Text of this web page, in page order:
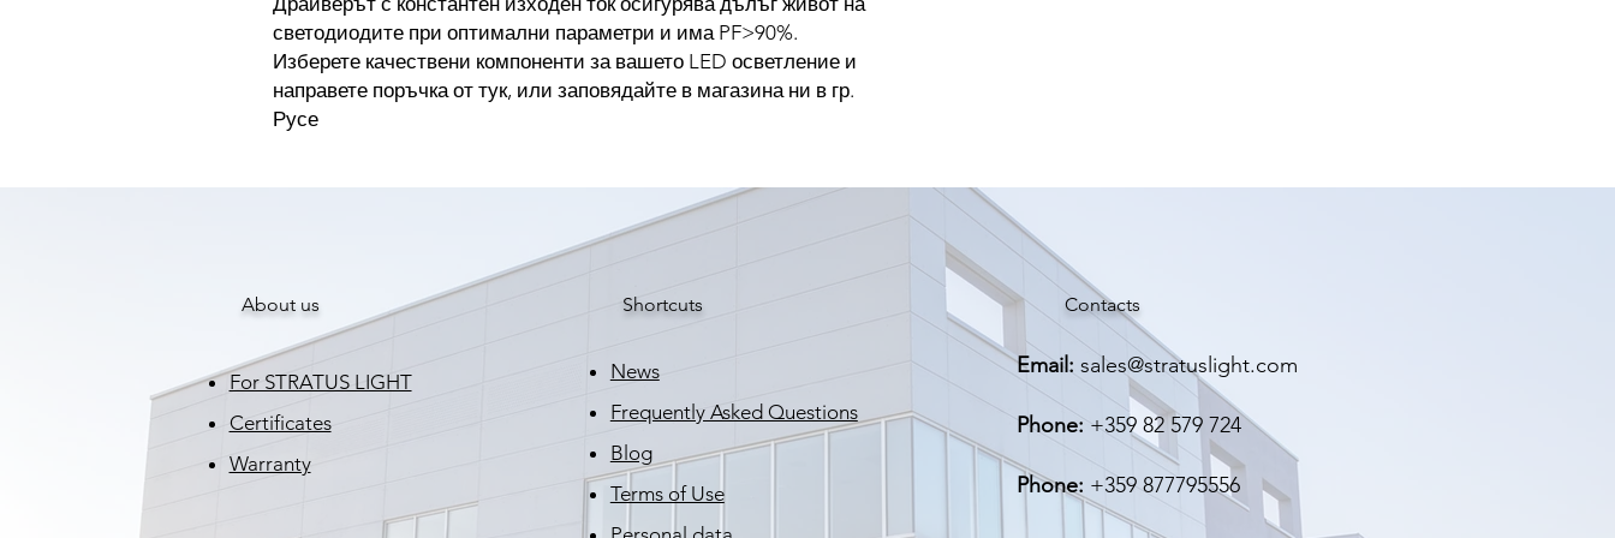
светодиодите при оптимални параметри и има PF>90%.
Изберете качествени компоненти за вашето LED осветление и
направете поръчка от тук, или заповядайте в магазина ни в гр.
Русе
About us
For STRATUS LIGHT
Certificates
Warranty
Shortcuts
News
Frequently Asked Questions
Blog
Terms of Use
Contacts
Email: sales@stratuslight.com
Phone: +359 82 579 724
Phone: +359 877795556